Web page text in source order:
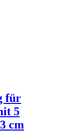
für
5
cm